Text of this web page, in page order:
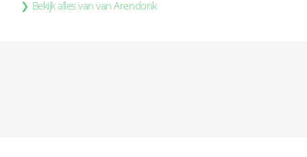
Bekijk alles van van Arendonk